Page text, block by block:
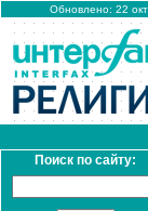
Обновлено: 22
Поиск по сайту: